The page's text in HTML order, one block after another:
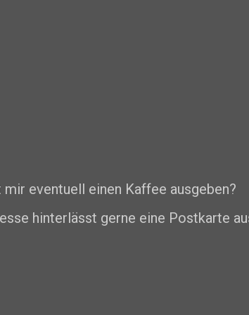
eventuell einen Kaffee ausgeben?
hinterlässt gerne eine Postkarte